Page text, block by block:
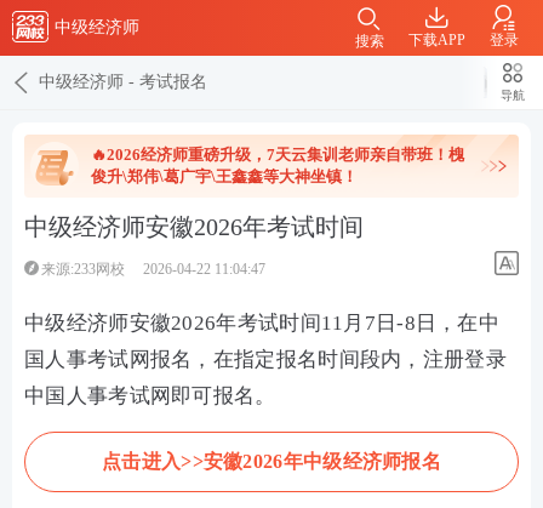
中级经济师
下载APP 登录
搜索
中级经济师 - 考试报名
导航
🔥2026经济师重磅升级，7天云集训老师亲自带班！槐
俊升\郑伟\葛广宇\王鑫鑫等大神坐镇！
中级经济师安徽2026年考试时间
来源:233网校 2026-04-22 11:04:47
中级经济师安徽2026年考试时间11月7日-8日，在中
国人事考试网报名，在指定报名时间段内，注册登录
中国人事考试网即可报名。
点击进入>>安徽2026年中级经济师报名